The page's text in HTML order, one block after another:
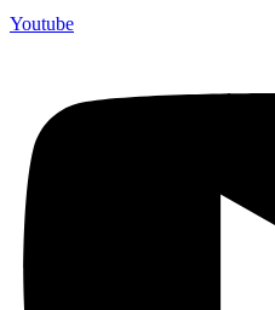
Youtube